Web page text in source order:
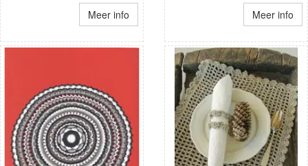
Meer info Meer info